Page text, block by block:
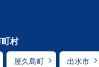
村
屋久島町 出水市